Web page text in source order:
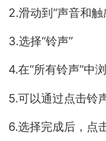
2.滑动到“声音和
3.选择“铃声”
4.在“所有铃声”中
5.可以通过点击铃
6.选择完成后，点